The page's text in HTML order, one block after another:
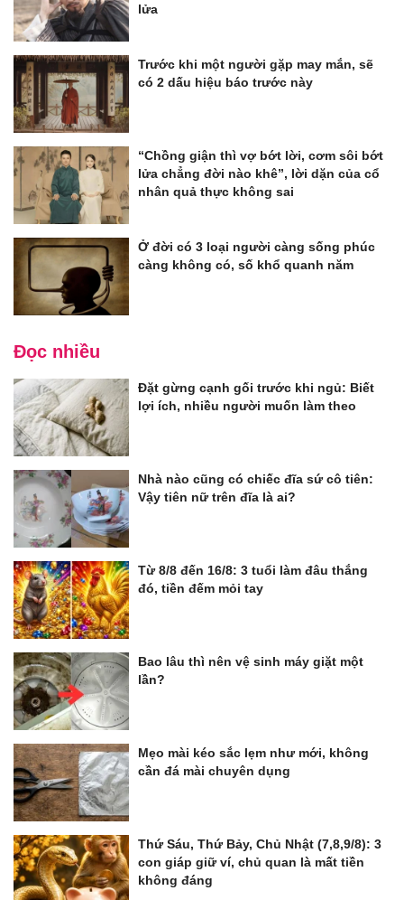
lửa
Trước khi một người gặp may mắn, sẽ
có 2 dấu hiệu báo trước này
“Chồng giận thì vợ bớt lời, cơm sôi bớt
lửa chẳng đời nào khê”, lời dặn của cổ
nhân quả thực không sai
Ở đời có 3 loại người càng sống phúc
càng không có, số khổ quanh năm
Đọc nhiều
Đặt gừng cạnh gối trước khi ngủ: Biết
lợi ích, nhiều người muốn làm theo
Nhà nào cũng có chiếc đĩa sứ cô tiên:
Vậy tiên nữ trên đĩa là ai?
Từ 8/8 đến 16/8: 3 tuổi làm đâu thắng
đó, tiền đếm mỏi tay
Bao lâu thì nên vệ sinh máy giặt một
lần?
Mẹo mài kéo sắc lẹm như mới, không
cần đá mài chuyên dụng
Thứ Sáu, Thứ Bảy, Chủ Nhật (7,8,9/8): 3
con giáp giữ ví, chủ quan là mất tiền
không đáng